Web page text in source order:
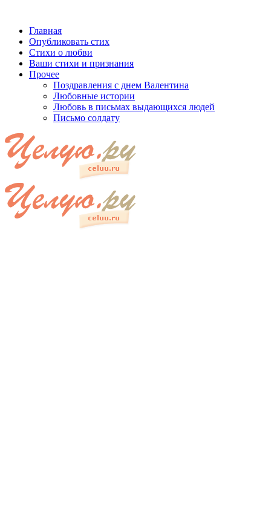
Главная
Опубликовать стих
Стихи о любви
Ваши стихи и признания
Прочее
Поздравления с днем Валентина
Любовные истории
Любовь в письмах выдающихся людей
Письмо солдату